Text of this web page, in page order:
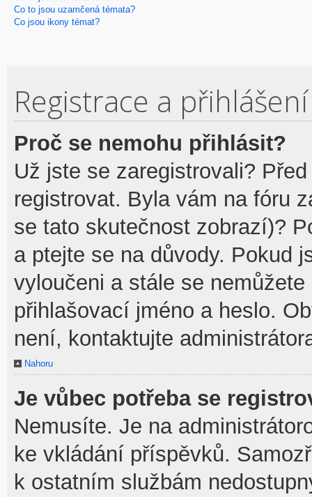
Co to jsou uzamčená témata?
Co jsou ikony témat?
Registrace a přihlášení
Proč se nemohu přihlásit?
Už jste se zaregistrovali?
registrovat. Byla vám na fóru
se tato skutečnost zobrazí)?
a ptejte se na důvody. Pokud
vyloučeni a stále se
přihlašovací jméno a heslo.
není, kontaktujte
Nahoru
Je vůbec potřeba se
Nemusíte. Je na
ke vkládání příspěvků.
k ostatním službám